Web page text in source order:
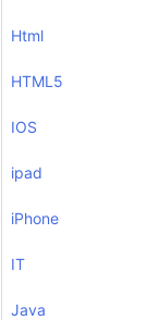
Html
HTML5
IOS
ipad
iPhone
IT
Java